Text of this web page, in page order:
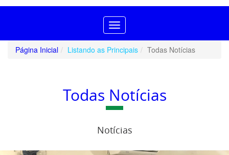
Toggle
navigation
Página Inicial
Listando as Principais Todas Notícias
Todas Notícias
Notícias